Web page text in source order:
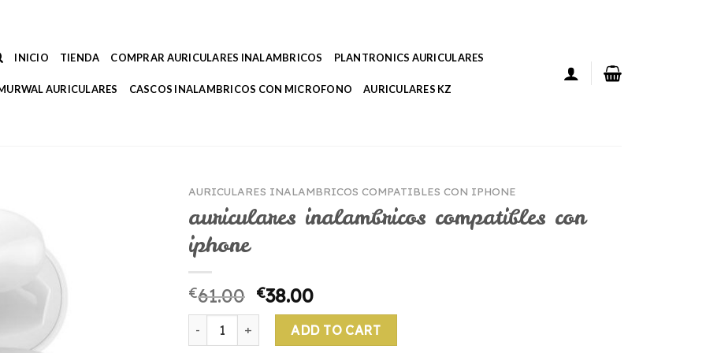
INICIO TIENDA COMPRAR AURICULARES INALAMBRICOS PLANTRONICS AURICULARES
AURICULARES CASCOS INALAMBRICOS CON MICROFONO AURICULARES KZ
AURICULARES INALAMBRICOS COMPATIBLES CON IPHONE
auriculares inalambricos compatibles con
iphone
€61.00 €38.00
auriculares inalambricos compatibles con iphone quantity
ADD TO CART